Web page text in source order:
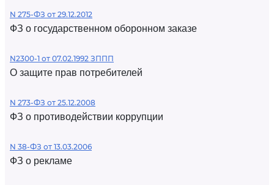
N 275-ФЗ от 29.12.2012
ФЗ о государственном оборонном заказе
N2300-1 от 07.02.1992 ЗППП
О защите прав потребителей
N 273-ФЗ от 25.12.2008
ФЗ о противодействии коррупции
N 38-ФЗ от 13.03.2006
ФЗ о рекламе